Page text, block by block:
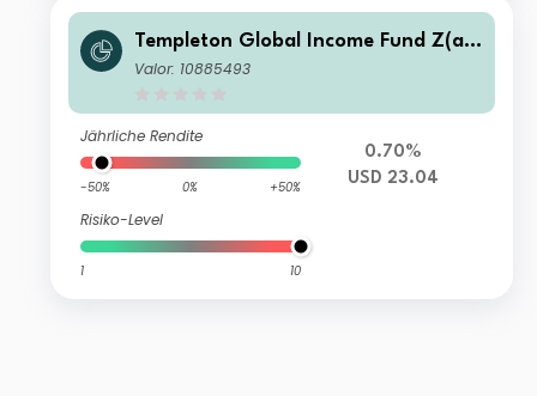
Templeton Global Income Fund Z(ac
c)USD
Valor: 10885493
Jährliche Rendite
-50% 0% +50%
Risiko-Level
1 10
0.70%
USD 23.04